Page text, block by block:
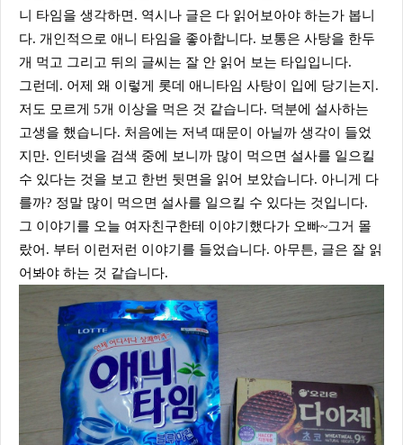
니 타임을 생각하면. 역시나 글은 다 읽어보아야 하는가 봅니
다. 개인적으로 애니 타임을 좋아합니다. 보통은 사탕을 한두
개 먹고 그리고 뒤의 글씨는 잘 안 읽어 보는 타입입니다.
그런데. 어제 왜 이렇게 롯데 애니타임 사탕이 입에 당기는지.
저도 모르게 5개 이상을 먹은 것 같습니다. 덕분에 설사하는
고생을 했습니다. 처음에는 저녁 때문이 아닐까 생각이 들었
지만. 인터넷을 검색 중에 보니까 많이 먹으면 설사를 일으킬
수 있다는 것을 보고 한번 뒷면을 읽어 보았습니다. 아니게 다
를까? 정말 많이 먹으면 설사를 일으킬 수 있다는 것입니다.
그 이야기를 오늘 여자친구한테 이야기했다가 오빠~그거 몰
랐어. 부터 이런저런 이야기를 들었습니다. 아무튼, 글은 잘 읽
어봐야 하는 것 같습니다.